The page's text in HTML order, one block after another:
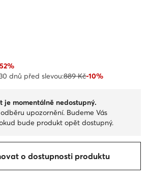
dnů před slevou:889 Kč-10%
je momentálně nedostupný.
upozornění. Budeme Vás
bude produkt opět dostupný.
o dostupnosti produktu